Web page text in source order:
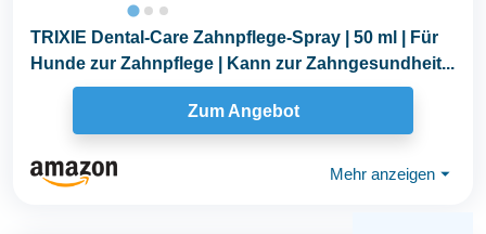
TRIXIE Dental-Care Zahnpflege-Spray | 50 ml | Für
Hunde zur Zahnpflege | Kann zur Zahngesundheit...
Zum Angebot
Mehr anzeigen ⏷